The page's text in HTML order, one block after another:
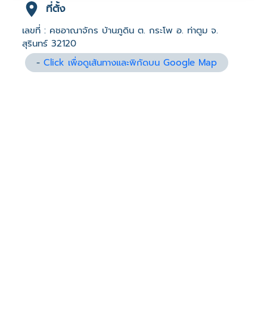
ที่ตั้ง
เลขที่ : คชอาณาจักร บ้านภูดิน ต. กระโพ อ. ท่าตูม จ.
สุรินทร์ 32120
-Click เพื่อดูเส้นทางและพิกัดบน Google Map